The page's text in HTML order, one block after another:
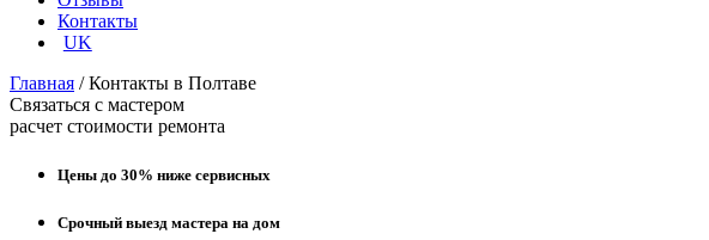
Контакты
UK
Главная /Контакты в Полтаве
Связаться с мастером
расчет стоимости ремонта
Цены до 30% ниже сервисных
Срочный выезд мастера на дом